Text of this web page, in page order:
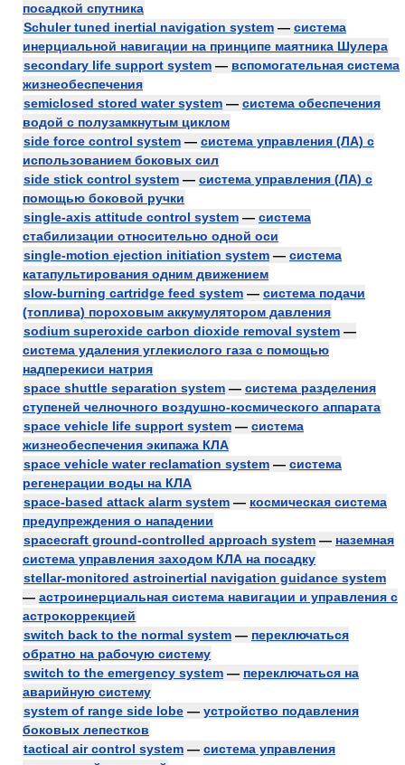
посадкой спутника
Schuler tuned inertial navigation system — система
инерциальной навигации на принципе маятника Шулера
secondary life support system — вспомогательная система
жизнеобеспечения
semiclosed stored water system — система обеспечения
водой с полузамкнутым циклом
side force control system — система управления (ЛА) с
использованием боковых сил
side stick control system — система управления (ЛА) с
помощью боковой ручки
single-axis attitude control system — система
стабилизации относительно одной оси
single-motion ejection initiation system — система
катапультирования одним движением
slow-burning cartridge feed system — система подачи
(топлива) пороховым аккумулятором давления
sodium superoxide carbon dioxide removal system —
система удаления углекислого газа с помощью
надперекиси натрия
space shuttle separation system — система разделения
ступеней челночного воздушно-космического аппарата
space vehicle life support system — система
жизнеобеспечения экипажа КЛА
space vehicle water reclamation system — система
регенерации воды на КЛА
space-based attack alarm system — космическая система
предупреждения о нападении
spacecraft ground-controlled approach system — наземная
система управления заходом КЛА на посадку
stellar-monitored astroinertial navigation guidance system
— астроинерциальная система навигации и управления с
астрокоррекцией
switch back to the normal system — переключаться
обратно на рабочую систему
switch to the emergency system — переключаться на
аварийную систему
system of range side lobe — устройство подавления
боковых лепестков
tactical air control system — система управления